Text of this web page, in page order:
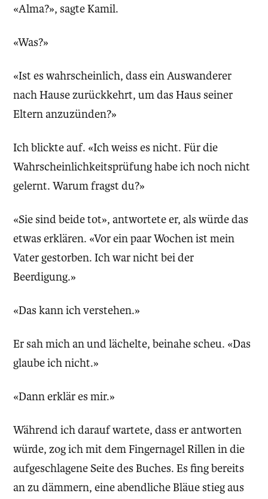
«Alma?», sagte Kamil.
«Was?»
«Ist es wahrscheinlich, dass ein Auswanderer
nach Hause zurückkehrt, um das Haus seiner
Eltern anzuzünden?»
Ich blickte auf. «Ich weiss es nicht. Für die
Wahrscheinlichkeitsprüfung habe ich noch nicht
gelernt. Warum fragst du?»
«Sie sind beide tot», antwortete er, als würde das
etwas erklären. «Vor ein paar Wochen ist mein
Vater gestorben. Ich war nicht bei der
Beerdigung.»
«Das kann ich verstehen.»
Er sah mich an und lächelte, beinahe scheu. «Das
glaube ich nicht.»
«Dann erklär es mir.»
Während ich darauf wartete, dass er antworten
würde, zog ich mit dem Fingernagel Rillen in die
aufgeschlagene Seite des Buches. Es fing bereits
an zu dämmern, eine abendliche Bläue stieg aus